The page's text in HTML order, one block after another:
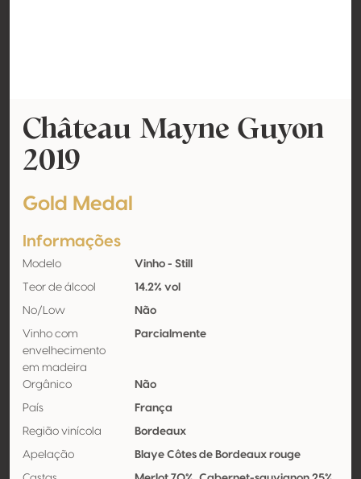
Château Mayne Guyon
2019
Gold Medal
Informações
Modelo Vinho - Still
Teor de álcool 14.2% vol
No/Low Não
Vinho com
envelhecimento
em madeira
Parcialmente
Orgânico Não
País França
Região vinícola Bordeaux
Apelação Blaye Côtes de Bordeaux rouge